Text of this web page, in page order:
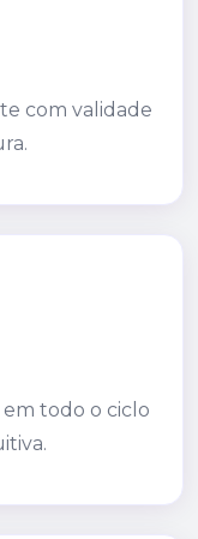
com validade
todo o ciclo